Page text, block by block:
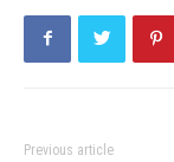
Previous article